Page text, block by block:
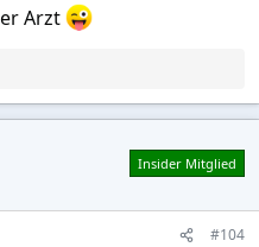
Arzt
Insider Mitglied
#104